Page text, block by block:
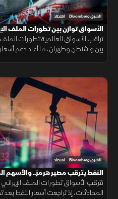
الشرق Bloomberg اقتصاد
الأسواق توازن بين تطورات الملف
تراقب الأسواق العالمية تطورات
بين واشنطن وطهران، ما أعاد دعم
الشرق Bloomberg اقتصاد
النفط يترقب مصير هرمز.. والأسهم
تترقب الأسواق تطورات الملف
المحادثات، إذ تراجعت أسعار النفط